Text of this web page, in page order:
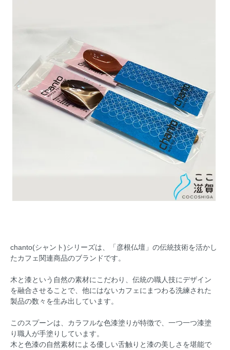
chanto(シャント)シリーズは、「彦根仏壇」の伝統技術を活かし
たカフェ関連商品のブランドです。
木と漆という自然の素材にこだわり、伝統の職人技にデザイン
を融合させることで、他にはないカフェにまつわる洗練された
製品の数々を生み出しています。
このスプーンは、カラフルな色漆塗りが特徴で、一つ一つ漆塗
り職人が手塗りしています。
木と色漆の自然素材による優しい舌触りと漆の美しさを堪能で